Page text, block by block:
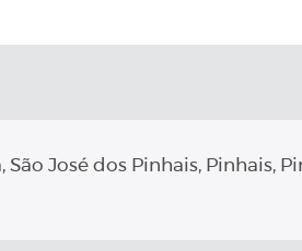
José dos Pinhais, Pinhais,